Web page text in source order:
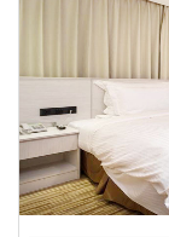
服
聯
絡
單
County is
where you can
organize
the beach!